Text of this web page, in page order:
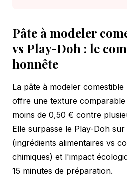
Pâte à modeler
vs Play-Doh : le
honnête
La pâte à modeler
offre une texture
moins de 0,50 € contre
Elle surpasse le Play-Doh
(ingrédients alimentaires vs
chimiques) et l'impact
15 minutes de préparation.